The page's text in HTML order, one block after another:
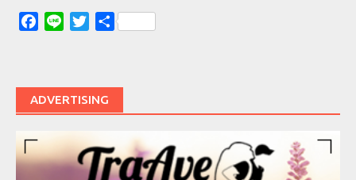
Facebook
Line TwitterShare
ADVERTISING